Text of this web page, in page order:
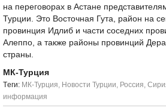
на переговорах в Астане
Турции. Это Восточная Гута, район на
провинция Идлиб и части соседних
Алеппо, а также районы провинций
страны.
МК-Турция
Tеги: МК-Турция, Новости Турции, Россия,
информация